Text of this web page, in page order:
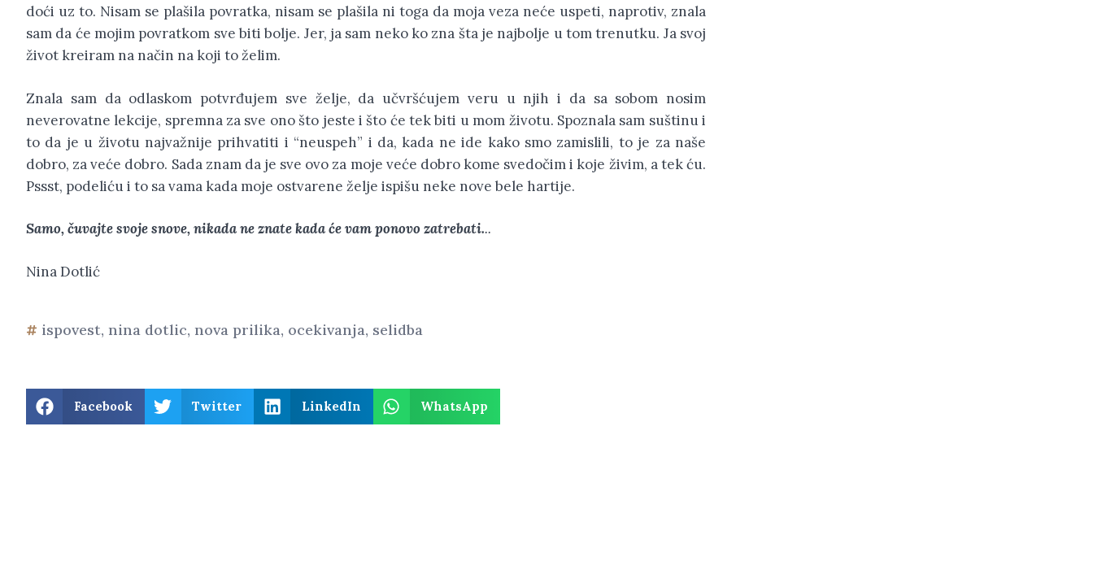
doći uz to. Nisam se plašila povratka, nisam se plašila ni toga da moja veza neće uspeti, naprotiv, znala
sam da će mojim povratkom sve biti bolje. Jer, ja sam neko ko zna šta je najbolje u tom trenutku. Ja svoj
život kreiram na način na koji to želim.
Znala sam da odlaskom potvrđujem sve želje, da učvršćujem veru u njih i da sa sobom nosim
neverovatne lekcije, spremna za sve ono što jeste i što će tek biti u mom životu. Spoznala sam suštinu i
to da je u životu najvažnije prihvatiti i “neuspeh” i da, kada ne ide kako smo zamislili, to je za naše
dobro, za veće dobro. Sada znam da je sve ovo za moje veće dobro kome svedočim i koje živim, a tek ću.
Pssst, podeliću i to sa vama kada moje ostvarene želje ispišu neke nove bele hartije.
Samo, čuvajte svoje snove, nikada ne znate kada će vam ponovo zatrebati...
Nina Dotlić
ispovest, nina dotlic, nova prilika, ocekivanja, selidba
Facebook Twitter LinkedIn WhatsApp